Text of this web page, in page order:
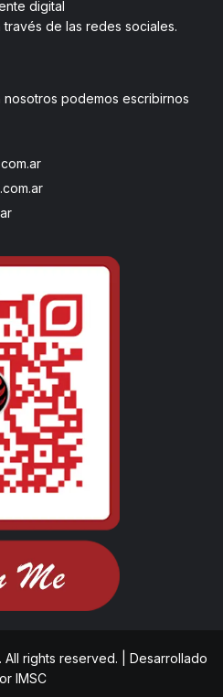
digital
través de las redes sociales.
podemos escribirnos
rights reserved.
Desarrollado
IMSC